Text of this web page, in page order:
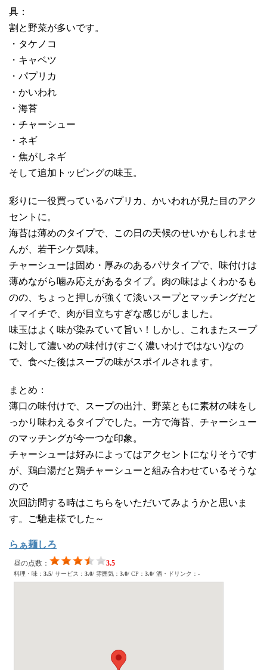
具：
割と野菜が多いです。
・タケノコ
・キャベツ
・パプリカ
・かいわれ
・海苔
・チャーシュー
・ネギ
・焦がしネギ
そして追加トッピングの味玉。
彩りに一役買っているパプリカ、かいわれが見た目のアク
セントに。
海苔は薄めのタイプで、この日の天候のせいかもしれませ
んが、若干シケ気味。
チャーシューは固め・厚みのあるパサタイプで、味付けは
薄めながら噛み応えがあるタイプ。肉の味はよくわかるも
のの、ちょっと押しが強くて淡いスープとマッチングだと
イマイチで、肉が目立ちすぎな感じがしました。
味玉はよく味が染みていて旨い！しかし、これまたスープ
に対して濃いめの味付け(すごく濃いわけではない)なの
で、食べた後はスープの味がスポイルされます。
まとめ：
薄口の味付けで、スープの出汁、野菜ともに素材の味をし
っかり味わえるタイプでした。一方で海苔、チャーシュー
のマッチングが今一つな印象。
チャーシューは好みによってはアクセントになりそうです
が、鶏白湯だと鶏チャーシューと組み合わせているそうな
ので
次回訪問する時はこちらをいただいてみようかと思いま
す。ご馳走様でした～
らぁ麺しろ